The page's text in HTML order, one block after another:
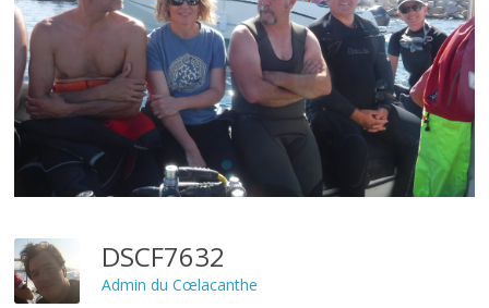
DSCF7632
Admin du Cœlacanthe